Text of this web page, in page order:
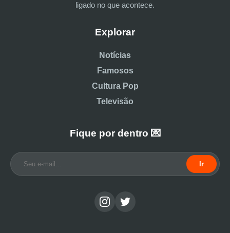
ligado no que acontece.
Explorar
Notícias
Famosos
Cultura Pop
Televisão
Fique por dentro 💌
Ir